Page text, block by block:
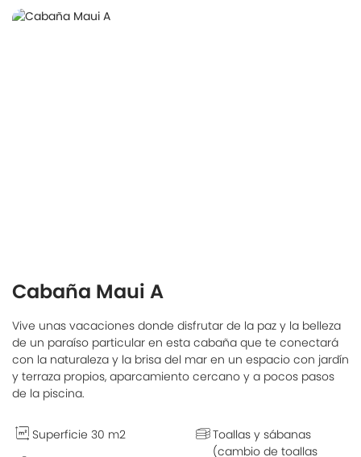
Cabaña Maui A
Vive unas vacaciones donde disfrutar de la paz y la belleza
de un paraíso particular en esta cabaña que te conectará
con la naturaleza y la brisa del mar en un espacio con jardín
y terraza propios, aparcamiento cercano y a pocos pasos
de la piscina.
Superficie 30 m2
Toallas y sábanas
(cambio de toallas